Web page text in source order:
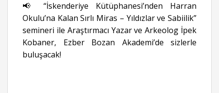
📢 “İskenderiye Kütüphanesi’nden Harran
Okulu’na Kalan Sırlı Miras – Yıldızlar ve Sabiilik”
semineri ile Araştırmacı Yazar ve Arkeolog İpek
Kobaner, Ezber Bozan Akademi’de sizlerle
buluşacak!